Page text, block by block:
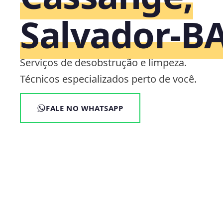
Serviços de desobstrução e limpeza.
Técnicos especializados perto de você.
FALE NO WHATSAPP